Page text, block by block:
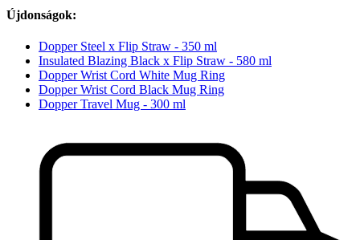
Újdonságok:
Dopper Steel x Flip Straw - 350 ml
Insulated Blazing Black x Flip Straw - 580 ml
Dopper Wrist Cord White Mug Ring
Dopper Wrist Cord Black Mug Ring
Dopper Travel Mug - 300 ml